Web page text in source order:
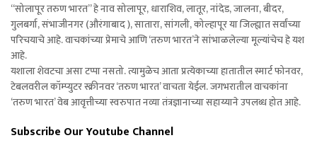
“सोलापूर तरुण भारत” हे नाव सोलापूर, धाराशिव, लातूर, नांदेड, जालना, बीदर,
गुलबर्गा, संभाजीनगर (औरंगाबाद ), सातारा, सांगली, कोल्हापूर या जिल्ह्यात सर्वांच्या
परिचयाचे आहे. वाचकांच्या प्रेमाचे आणि ‘तरुण भारत’ने सांभाळलेल्या मूल्यांचेच हे यश
आहे.
यशाला शेवटचा असा टप्पा नसतो. त्यामुळेच आता प्रत्येकाच्या हातातील स्मार्ट फोनवर,
टेबलवरील कॉम्प्युटर स्क्रीनवर ‘तरुण भारत’ वाचता येईल. जगभरातील वाचकांना
‘तरुण भारत’ वेब आवृत्तीच्या स्वरुपात नव्या तंत्रज्ञानाच्या सहाय्याने उपलब्ध होत आहे.
Subscribe Our Youtube Channel